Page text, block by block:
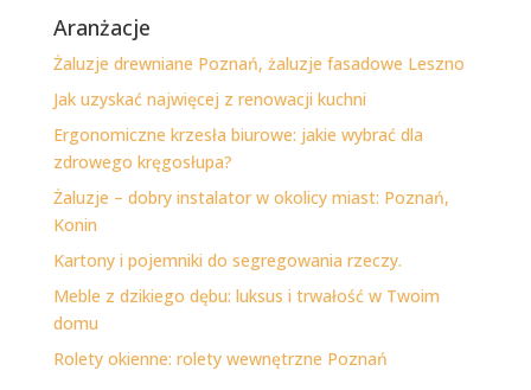
Aranżacje
Żaluzje drewniane Poznań, żaluzje fasadowe Leszno
Jak uzyskać najwięcej z renowacji kuchni
Ergonomiczne krzesła biurowe: jakie wybrać dla
zdrowego kręgosłupa?
Żaluzje – dobry instalator w okolicy miast: Poznań,
Konin
Kartony i pojemniki do segregowania rzeczy.
Meble z dzikiego dębu: luksus i trwałość w Twoim
domu
Rolety okienne: rolety wewnętrzne Poznań